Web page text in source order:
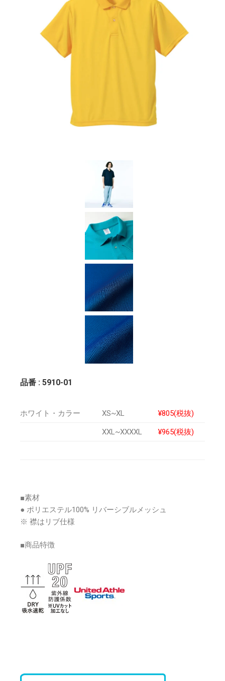
品番 : 5910-01
ホワイト・カラー XS~XL ¥805(税抜)
XXL~XXXXL ¥965(税抜)
■素材
● ポリエステル100% リバーシブルメッシュ
※ 襟はリブ仕様
■商品特徴